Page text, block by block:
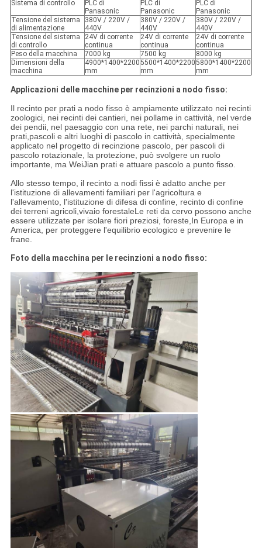
Sistema di controllo
PLC di
Panasonic
PLC di
Panasonic
PLC di
Panasonic
Tensione del sistema
di alimentazione
380V / 220V /
440V
380V / 220V /
440V
380V / 220V /
440V
Tensione del sistema
di controllo
24V di corrente
continua
24V di corrente
continua
24V di corrente
continua
Peso della macchina
7000 kg 7500 kg
8000 kg
Dimensioni della
macchina
4900*1400*2200
mm
5500*1400*2200
mm
5800*1400*2200
mm
Applicazioni delle macchine per recinzioni a nodo fisso:
Il recinto per prati a nodo fisso è ampiamente utilizzato nei recinti
zoologici, nei recinti dei cantieri, nei pollame in cattività, nel verde
dei pendii, nel paesaggio con una rete, nei parchi naturali, nei
prati,pascoli e altri luoghi di pascolo in cattività, specialmente
applicato nel progetto di recinzione pascolo, per pascoli di
pascolo rotazionale, la protezione, può svolgere un ruolo
importante, ma WeiJian prati e attuare pascolo a punto fisso.
Allo stesso tempo, il recinto a nodi fissi è adatto anche per
l'istituzione di allevamenti familiari per l'agricoltura e
l'allevamento, l'istituzione di difesa di confine, recinto di confine
dei terreni agricoli,vivaio forestaleLe reti da cervo possono anche
essere utilizzate per isolare fiori preziosi, foreste,In Europa e in
America, per proteggere l'equilibrio ecologico e prevenire le
frane.
Foto della macchina per le recinzioni a nodo fisso: